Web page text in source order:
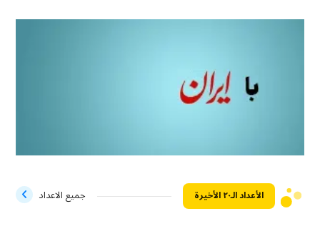
الأعداد الـ۲۰ الأخيرة جميع الاعداد